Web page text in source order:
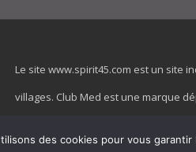
Le site www.spirit45.com est un site
villages. Club Med est une marque
des cookies pour vous